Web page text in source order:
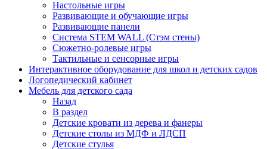
Настольные игры
Развивающие и обучающие игры
Развивающие панели
Система STEM WALL (Cтэм стены)
Сюжетно-ролевые игры
Тактильные и сенсорные игры
Интерактивное оборудование для школ и детских садов
Логопедический кабинет
Мебель для детского сада
Назад
В раздел
Детские кровати из дерева и фанеры
Детские столы из МДФ и ЛДСП
Детские стулья